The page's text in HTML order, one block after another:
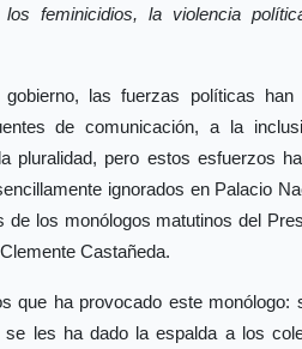
los feminicidios, la violencia
las fuerzas políticas han
de comunicación, a la
pluralidad, pero estos esfuerzos
ignorados en Palacio
los monólogos matutinos del
Castañeda.
que ha provocado este monólogo:
les ha dado la espalda a los